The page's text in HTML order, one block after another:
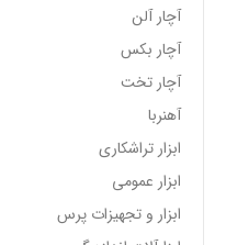
آچار آلن
آچار بکس
آچار تخت
آهنربا
ابزار تراشکاری
ابزار عمومی
ابزار و تجهیزات پرس